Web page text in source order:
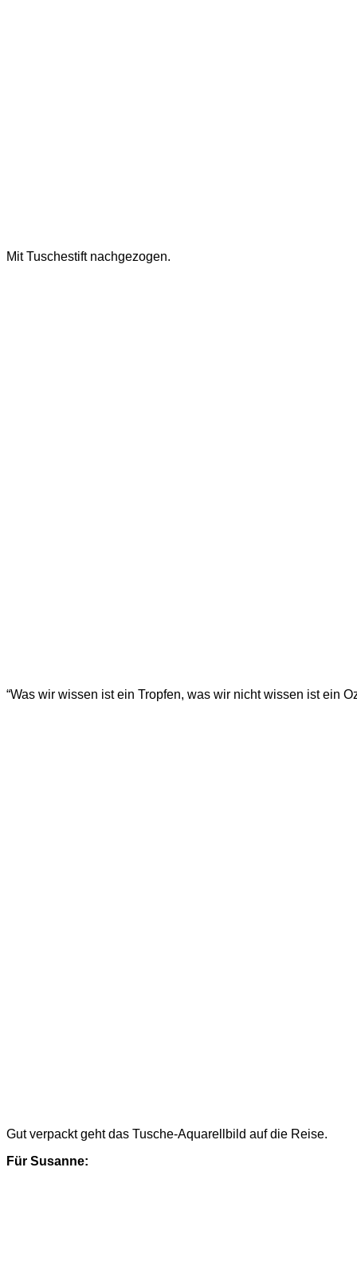
Mit Tuschestift nachgezogen.
“Was wir wissen ist ein Tropfen, was wir nicht wissen ist ein
Gut verpackt geht das Tusche-Aquarellbild auf die Reise.
Für Susanne: